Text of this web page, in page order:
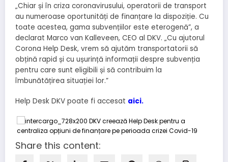
„Chiar și în criza coronavirusului, operatorii de transport
au numeroase oportunități de finanțare la dispoziție. Cu
toate acestea, gama subvențiilor este eterogenă”, a
declarat Marco van Kalleveen, CEO al DKV. „Cu ajutorul
Corona Help Desk, vrem să ajutăm transportatorii să
obțină rapid și cu ușurință informații despre subvenția
pentru care sunt eligibili și să contribuim la
îmbunătățirea situației lor.”
Help Desk DKV poate fi accesat aici.
Share this content: